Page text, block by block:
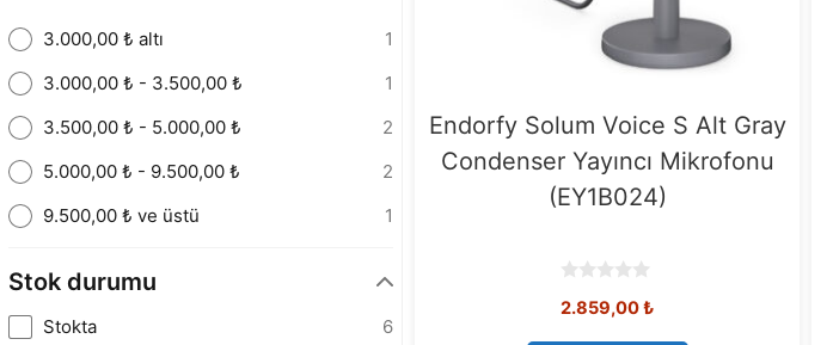
Endorfy Solum Voice S Alt Gray
Condenser Yayıncı Mikrofonu
(EY1B024)
o
2.859,00₺
3.000,00 ₺ altı
1
3.000,00 ₺ - 3.500,00 ₺
1
3.500,00 ₺ - 5.000,00 ₺
2
5.000,00 ₺ - 9.500,00 ₺
2
9.500,00 ₺ ve üstü
1
Stok durumu
Stokta 6